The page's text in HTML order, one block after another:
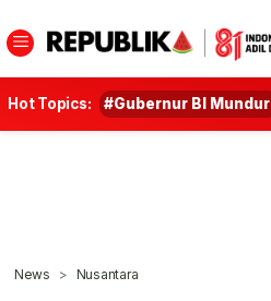
Hot Topics: #Gubernur BI Mundur
News Nusantara